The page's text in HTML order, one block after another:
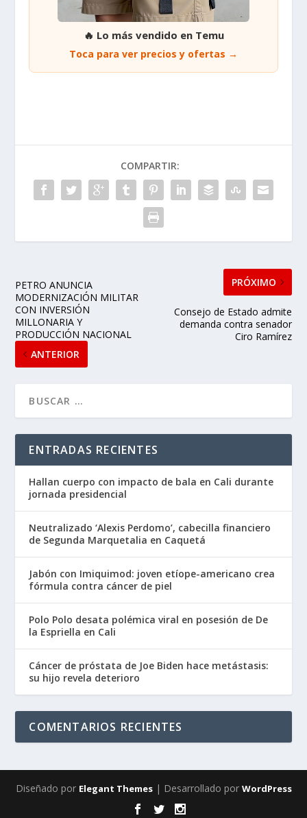
🔥 Lo más vendido en Temu
Toca para ver precios y ofertas →
COMPARTIR:
PETRO ANUNCIA
MODERNIZACIÓN MILITAR
CON INVERSIÓN
MILLONARIA Y
PRODUCCIÓN NACIONAL
ANTERIOR
PRÓXIMO
Consejo de Estado admite
demanda contra senador
Ciro Ramírez
ENTRADAS RECIENTES
Hallan cuerpo con impacto de bala en Cali durante
jornada presidencial
Neutralizado ‘Alexis Perdomo’, cabecilla financiero
de Segunda Marquetalia en Caquetá
Jabón con Imiquimod: joven etíope-americano crea
fórmula contra cáncer de piel
Polo Polo desata polémica viral en posesión de De
la Espriella en Cali
Cáncer de próstata de Joe Biden hace metástasis:
su hijo revela deterioro
COMENTARIOS RECIENTES
Diseñado por Elegant Themes| Desarrollado por WordPress